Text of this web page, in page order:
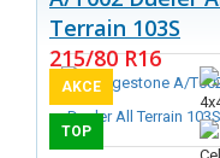
Terrain 103S
215/80 R16
AKCE
TOP